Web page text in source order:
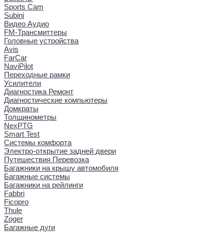
Sports Cam
Subini
Видео Аудио
FM-Трансмиттеры
Головные устройства
Avis
FarCar
NaviPilot
Переходные рамки
Усилители
Диагностика Ремонт
Диагностические компьютеры
Домкраты
Толщинометры
NexPTG
Smart Test
Системы комфорта
Электро-открытие задней двери
Путешествия Перевозка
Багажники на крышу автомобиля
Багажные системы
Багажники на рейлинги
Fabbri
Ficopro
Thule
Zoger
Багажные дуги